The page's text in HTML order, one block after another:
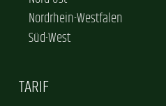
Nordrhein-Westfalen
Süd-West
TARIF